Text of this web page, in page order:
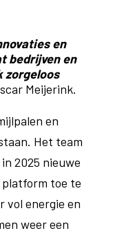
en
bedrijven en
zorgeloos
Meijerink.
en
Het team
2025 nieuwe
toe te
vol energie en
weer een